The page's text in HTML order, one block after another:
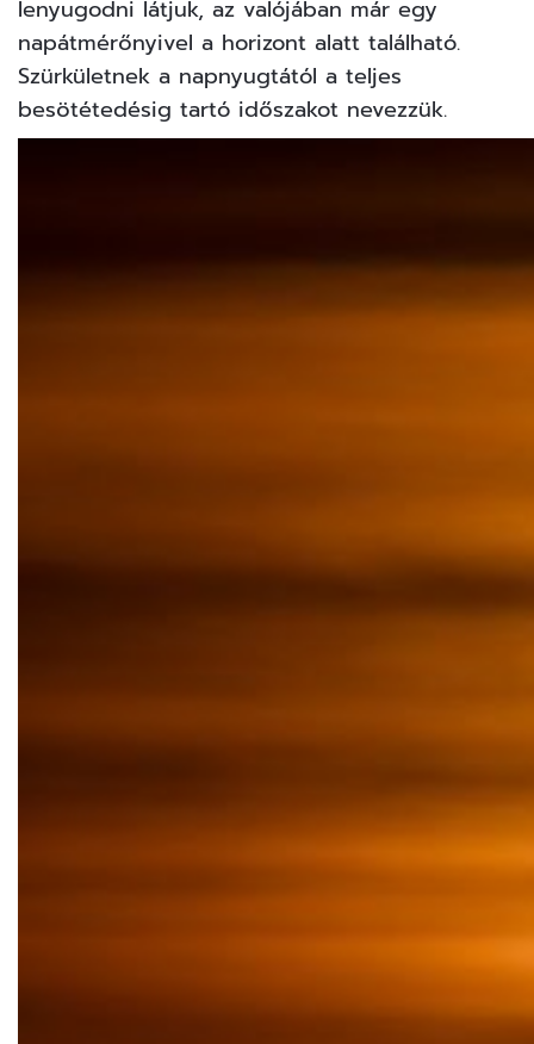
lenyugodni látjuk, az valójában már egy
napátmérőnyivel a horizont alatt található.
Szürkületnek a napnyugtától a teljes
besötétedésig tartó időszakot nevezzük.